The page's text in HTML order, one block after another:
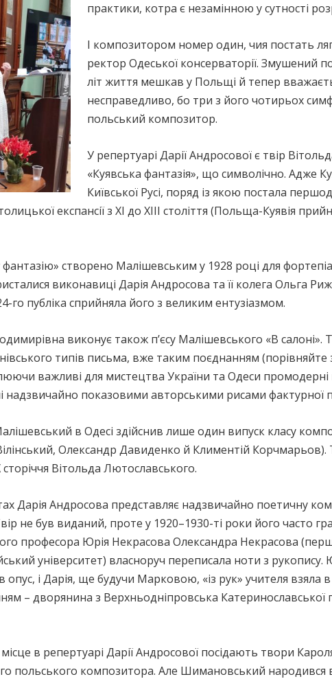
практики, котра є незамінною у сутності
І композитором номер один, чия постать
ректор Одеської консерваторії. Змушений
літ життя мешкав у Польщі й тепер
несправедливо, бо три з його чотирьох
польський композитор.
У репертуарі Дарії Андросової є твір
«Куявська фантазія», що символічно. Адже
Київської Русі, поряд із якою постала
експансії з ХІ до ХІІІ століття (Польща-Куявія
фантазію» створено Малішевським у 1928 році для
виконавиці Дарія Андросова та її колега Ольга
го публіка сприйняла його з великим ентузіазмом.
виконує також п’єсу Малішевського «В
типів письма, вже таким поєднанням
важливі для мистецтва України та Одеси промодерні
надзвичайно показовими авторськими рисами фактурної
в Одесі здійснив лише один випуск класу
Олександр Давиденко й Климентій
Вітольда Лютославського.
Дарія Андросова представляє надзвичайно поетичну
не був виданий, проте у 1920–1930-ті роки його часто
професора Юрія Некрасова Олександра Некрасова
університет) власноруч переписала ноти з
опус, і Дарія, ще будучи Марковою, «із рук» учителя взяла
– дворянина з Верхньодніпровська Катеринославської
в репертуарі Дарії Андросової посідають твори
польського композитора. Але Шимановський народився